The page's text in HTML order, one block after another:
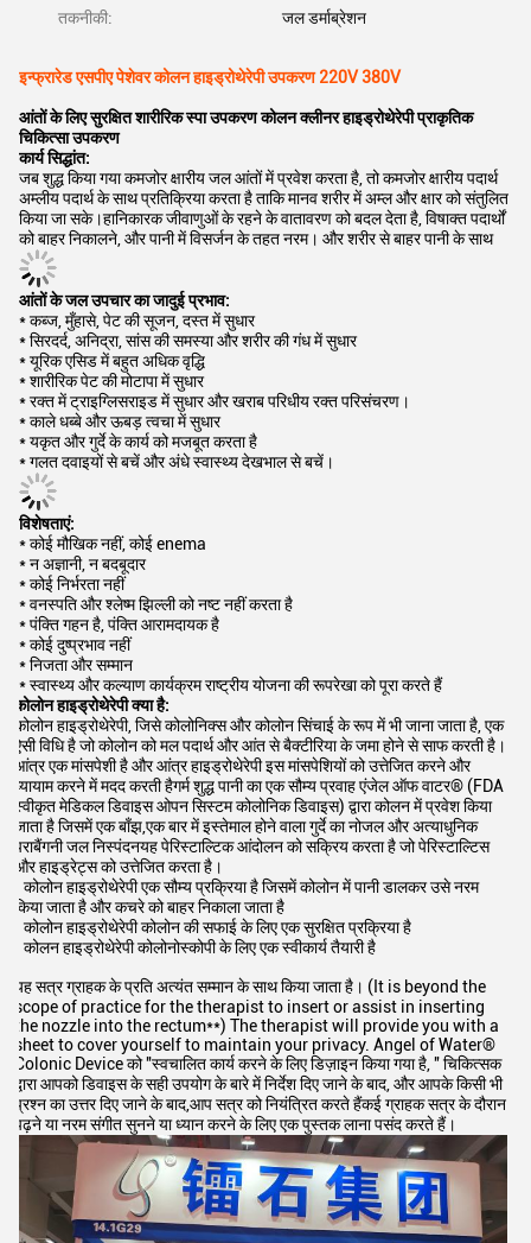
तकनीकी: जल डर्माब्रेशन
इन्फ्रारेड एसपीए पेशेवर कोलन हाइड्रोथेरेपी उपकरण 220V 380V
आंतों के लिए सुरक्षित शारीरिक स्पा उपकरण कोलन क्लीनर हाइड्रोथेरेपी प्राकृतिक
चिकित्सा उपकरण
कार्य सिद्धांत:
जब शुद्ध किया गया कमजोर क्षारीय जल आंतों में प्रवेश करता है, तो कमजोर क्षारीय पदार्थ
अम्लीय पदार्थ के साथ प्रतिक्रिया करता है ताकि मानव शरीर में अम्ल और क्षार को संतुलित
किया जा सके।हानिकारक जीवाणुओं के रहने के वातावरण को बदल देता है, विषाक्त पदार्थों
को बाहर निकालने, और पानी में विसर्जन के तहत नरम। और शरीर से बाहर पानी के साथ
आंतों के जल उपचार का जादुई प्रभाव:
* कब्ज, मुँहासे, पेट की सूजन, दस्त में सुधार
* सिरदर्द, अनिद्रा, सांस की समस्या और शरीर की गंध में सुधार
* यूरिक एसिड में बहुत अधिक वृद्धि
* शारीरिक पेट की मोटापा में सुधार
* रक्त में ट्राइग्लिसराइड में सुधार और खराब परिधीय रक्त परिसंचरण।
* काले धब्बे और ऊबड़ त्वचा में सुधार
* यकृत और गुर्दे के कार्य को मजबूत करता है
* गलत दवाइयों से बचें और अंधे स्वास्थ्य देखभाल से बचें।
विशेषताएं:
* कोई मौखिक नहीं, कोई enema
* न अज्ञानी, न बदबूदार
* कोई निर्भरता नहीं
* वनस्पति और श्लेष्म झिल्ली को नष्ट नहीं करता है
* पंक्ति गहन है, पंक्ति आरामदायक है
* कोई दुष्प्रभाव नहीं
* निजता और सम्मान
* स्वास्थ्य और कल्याण कार्यक्रम राष्ट्रीय योजना की रूपरेखा को पूरा करते हैं
कोलोन हाइड्रोथेरेपी क्या है:
कोलोन हाइड्रोथेरेपी, जिसे कोलोनिक्स और कोलोन सिंचाई के रूप में भी जाना जाता है, एक
ऐसी विधि है जो कोलोन को मल पदार्थ और आंत से बैक्टीरिया के जमा होने से साफ करती है।
आंत्र एक मांसपेशी है और आंत्र हाइड्रोथेरेपी इस मांसपेशियों को उत्तेजित करने और
व्यायाम करने में मदद करती हैगर्म शुद्ध पानी का एक सौम्य प्रवाह एंजेल ऑफ वाटर® (FDA
स्वीकृत मेडिकल डिवाइस ओपन सिस्टम कोलोनिक डिवाइस) द्वारा कोलन में प्रवेश किया
जाता है जिसमें एक बाँझ,एक बार में इस्तेमाल होने वाला गुर्दे का नोजल और अत्याधुनिक
पराबैंगनी जल निस्पंदनयह पेरिस्टाल्टिक आंदोलन को सक्रिय करता है जो पेरिस्टाल्टिस
और हाइड्रेट्स को उत्तेजित करता है।
• कोलोन हाइड्रोथेरेपी एक सौम्य प्रक्रिया है जिसमें कोलोन में पानी डालकर उसे नरम
किया जाता है और कचरे को बाहर निकाला जाता है
• कोलोन हाइड्रोथेरेपी कोलोन की सफाई के लिए एक सुरक्षित प्रक्रिया है
• कोलन हाइड्रोथेरेपी कोलोनोस्कोपी के लिए एक स्वीकार्य तैयारी है
यह सत्र ग्राहक के प्रति अत्यंत सम्मान के साथ किया जाता है। (It is beyond the
scope of practice for the therapist to insert or assist in inserting
the nozzle into the rectum**) The therapist will provide you with a
sheet to cover yourself to maintain your privacy. Angel of Water®
Colonic Device को ′′स्वचालित कार्य करने के लिए डिज़ाइन किया गया है, ′′ चिकित्सक
द्वारा आपको डिवाइस के सही उपयोग के बारे में निर्देश दिए जाने के बाद, और आपके किसी भी
प्रश्न का उत्तर दिए जाने के बाद,आप सत्र को नियंत्रित करते हैंकई ग्राहक सत्र के दौरान
पढ़ने या नरम संगीत सुनने या ध्यान करने के लिए एक पुस्तक लाना पसंद करते हैं।